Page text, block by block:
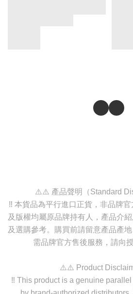
⚠️⚠️ 產品聲明（Standard
‼️ 本貨品為平行進口正貨，非品牌
及版權均屬原品牌持有人，產品介
及選購參考。購買前請留意產品產
需品牌官方售後服務，請向
⚠️⚠️ Product
‼️ This product is a genuine